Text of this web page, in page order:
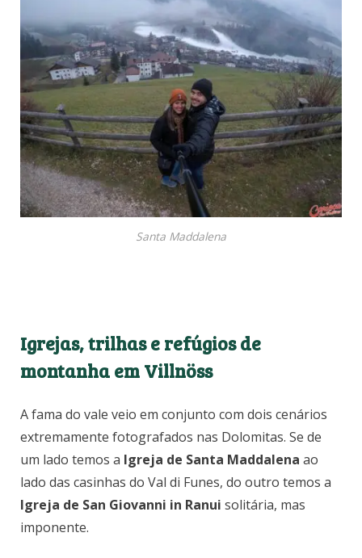
Santa Maddalena
Igrejas, trilhas e refúgios de
montanha em Villnöss
A fama do vale veio em conjunto com dois cenários
extremamente fotografados nas Dolomitas. Se de
um lado temos a Igreja de Santa Maddalena ao
lado das casinhas do Val di Funes, do outro temos a
Igreja de San Giovanni in Ranui solitária, mas
imponente.